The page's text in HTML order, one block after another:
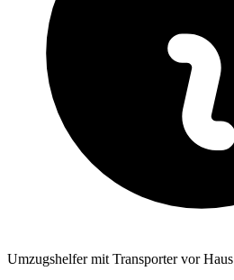
Umzugshelfer mit Transporter vor Haus